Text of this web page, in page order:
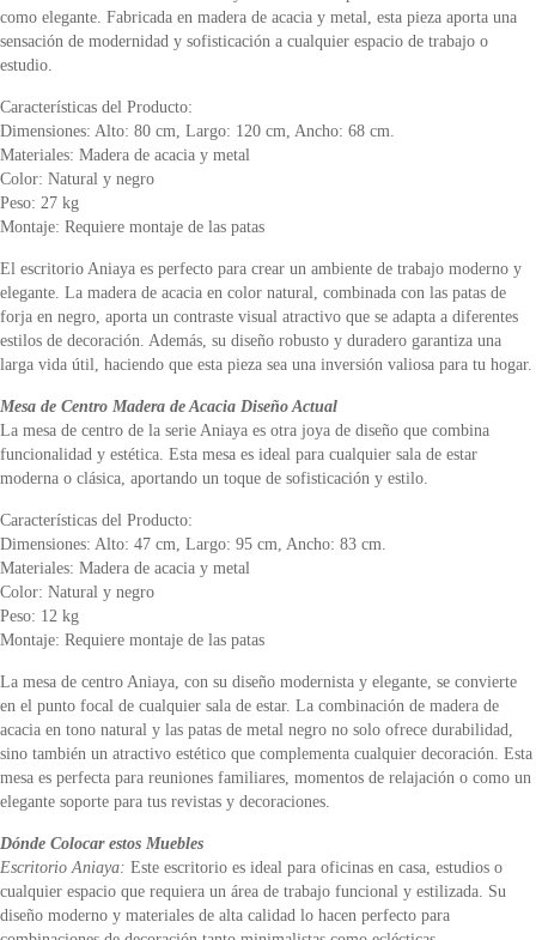
como elegante. Fabricada en madera de acacia y metal, esta pieza aporta una
sensación de modernidad y sofisticación a cualquier espacio de trabajo o
estudio.
Características del Producto:
Dimensiones: Alto: 80 cm, Largo: 120 cm, Ancho: 68 cm.
Materiales: Madera de acacia y metal
Color: Natural y negro
Peso: 27 kg
Montaje: Requiere montaje de las patas
El escritorio Aniaya es perfecto para crear un ambiente de trabajo moderno y
elegante. La madera de acacia en color natural, combinada con las patas de
forja en negro, aporta un contraste visual atractivo que se adapta a diferentes
estilos de decoración. Además, su diseño robusto y duradero garantiza una
larga vida útil, haciendo que esta pieza sea una inversión valiosa para tu hogar.
Mesa de Centro Madera de Acacia Diseño Actual
La mesa de centro de la serie Aniaya es otra joya de diseño que combina
funcionalidad y estética. Esta mesa es ideal para cualquier sala de estar
moderna o clásica, aportando un toque de sofisticación y estilo.
Características del Producto:
Dimensiones: Alto: 47 cm, Largo: 95 cm, Ancho: 83 cm.
Materiales: Madera de acacia y metal
Color: Natural y negro
Peso: 12 kg
Montaje: Requiere montaje de las patas
La mesa de centro Aniaya, con su diseño modernista y elegante, se convierte
en el punto focal de cualquier sala de estar. La combinación de madera de
acacia en tono natural y las patas de metal negro no solo ofrece durabilidad,
sino también un atractivo estético que complementa cualquier decoración. Esta
mesa es perfecta para reuniones familiares, momentos de relajación o como un
elegante soporte para tus revistas y decoraciones.
Dónde Colocar estos Muebles
Escritorio Aniaya: Este escritorio es ideal para oficinas en casa, estudios o
cualquier espacio que requiera un área de trabajo funcional y estilizada. Su
diseño moderno y materiales de alta calidad lo hacen perfecto para